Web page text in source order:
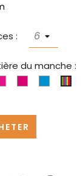
:
du manche :